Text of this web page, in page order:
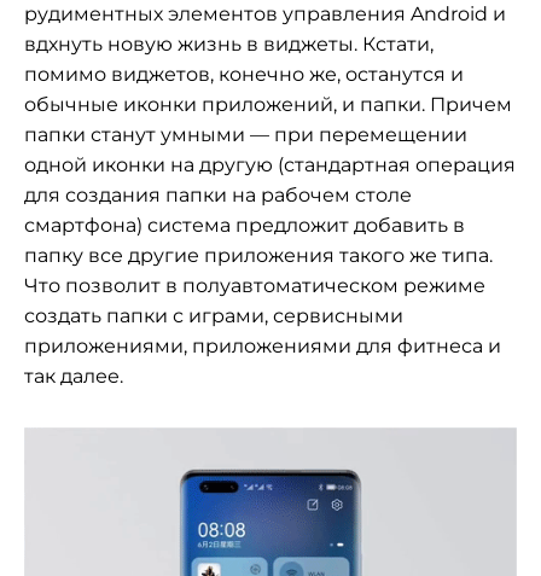
рудиментных элементов управления Android и
вдхнуть новую жизнь в виджеты. Кстати,
помимо виджетов, конечно же, останутся и
обычные иконки приложений, и папки. Причем
папки станут умными — при перемещении
одной иконки на другую (стандартная операция
для создания папки на рабочем столе
смартфона) система предложит добавить в
папку все другие приложения такого же типа.
Что позволит в полуавтоматическом режиме
создать папки с играми, сервисными
приложениями, приложениями для фитнеса и
так далее.